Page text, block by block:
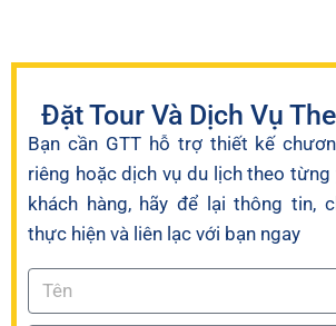
Đặt Tour Và Dịch Vụ
Bạn cần GTT hỗ trợ thiết kế
riêng hoặc dịch vụ du lịch theo từng
khách hàng, hãy để lại thông tin,
thực hiện và liên lạc với bạn ngay